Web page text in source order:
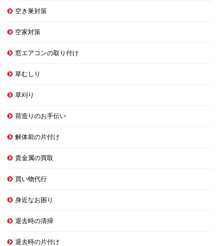
空き巣対策
空家対策
窓エアコンの取り付け
草むしり
草刈り
荷造りのお手伝い
解体前の片付け
貴金属の買取
買い物代行
身近なお困り
退去時の清掃
退去時の片付け